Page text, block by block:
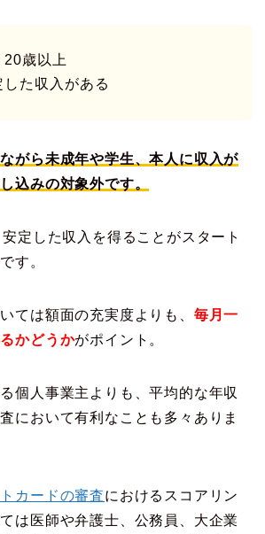
歳以上
た収入がある
がら未成年や学生、本人に収入が
込みの対象外です。
定した収入を得ることがスタート
す。
ては額面の充実度よりも、 毎月一
かどうかがポイント。
個人事業主よりも、平均的な年収
において有利なことも多々ありま
カードの審査におけるスコアリン
は医師や弁護士、公務員、大企業